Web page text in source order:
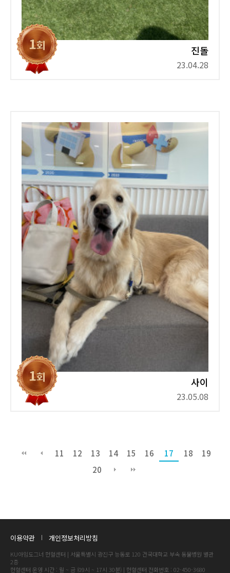
진돌
23.04.28
사이
23.05.08
11 12 13 14 15 16 17 18
19
20
이용약관 개인정보처리방침
KU아임도그너 헌혈센터 | 서울특별시 광진구 능동로 120 건국대학교 부속 동물병원 별관
2층
헌혈센터 운영 시간 : 월 ~ 금 (09시 ~ 17시 30분) | 헌혈센터 전화번호 : 02-450-3680